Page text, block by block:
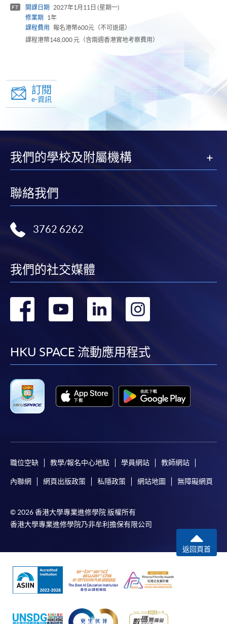
FT 開課日期
2027年1月11日 (星期一)
修業期
1年
課程費用
報名港幣600元（不可退還）
課程港幣148,000 元（含兩週香港實地考察費用）
訂閱
e-資訊
我們的學校及附屬機構
聯絡我們
3762 6262
我們的社交媒體
轉
facebook
轉
youtube
轉
linkedin
HKU SPACE 流動應用程式
職位空缺 教學/報名中心地點 學員網站 教師網站
內聯網 網頁出版政策 私隱政策 網站地圖 無障礙網頁
© 2026 香港大學專業進修學院 版權所有
香港大學專業進修學院乃非牟利擔保有限公司
返回頁首